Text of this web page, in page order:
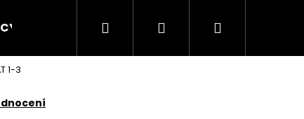
CYCPLUS KOMPONENTY OBLEČENÍ
Hledat PřihlášeníNákupní
1-3